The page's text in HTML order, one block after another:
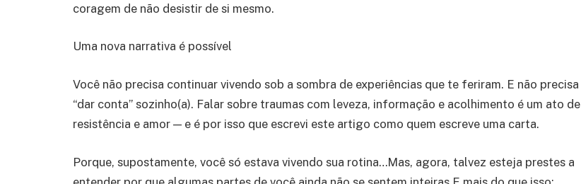
coragem de não desistir de si mesmo.
Uma nova narrativa é possível
Você não precisa continuar vivendo sob a sombra de experiências que te feriram. E não precisa
“dar conta” sozinho(a). Falar sobre traumas com leveza, informação e acolhimento é um ato de
resistência e amor — e é por isso que escrevi este artigo como quem escreve uma carta.
Porque, supostamente, você só estava vivendo sua rotina…Mas, agora, talvez esteja prestes a